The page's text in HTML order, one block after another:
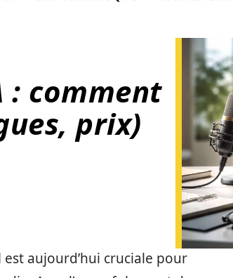
: comment
prix)
aujourd’hui cruciale pour